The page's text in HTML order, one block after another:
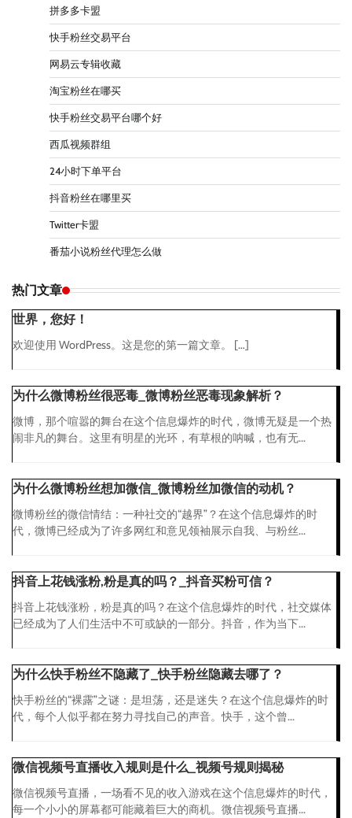
拼多多卡盟
快手粉丝交易平台
网易云专辑收藏
淘宝粉丝在哪买
快手粉丝交易平台哪个好
西瓜视频群组
24小时下单平台
抖音粉丝在哪里买
Twitter卡盟
番茄小说粉丝代理怎么做
热门文章
世界，您好！
欢迎使用 WordPress。这是您的第一篇文章。 […]
为什么微博粉丝很恶毒_微博粉丝恶毒现象解析？
微博，那个喧嚣的舞台在这个信息爆炸的时代，微博无疑是一个热
闹非凡的舞台。这里有明星的光环，有草根的呐喊，也有无...
为什么微博粉丝想加微信_微博粉丝加微信的动机？
微博粉丝的微信情结：一种社交的“越界”？在这个信息爆炸的时
代，微博已经成为了许多网红和意见领袖展示自我、与粉丝...
抖音上花钱涨粉,粉是真的吗？_抖音买粉可信？
抖音上花钱涨粉，粉是真的吗？在这个信息爆炸的时代，社交媒体
已经成为了人们生活中不可或缺的一部分。抖音，作为当下...
为什么快手粉丝不隐藏了_快手粉丝隐藏去哪了？
快手粉丝的“裸露”之谜：是坦荡，还是迷失？在这个信息爆炸的时
代，每个人似乎都在努力寻找自己的声音。快手，这个曾...
微信视频号直播收入规则是什么_视频号规则揭秘
微信视频号直播，一场看不见的收入游戏在这个信息爆炸的时代，
每一个小小的屏幕都可能藏着巨大的商机。微信视频号直播...